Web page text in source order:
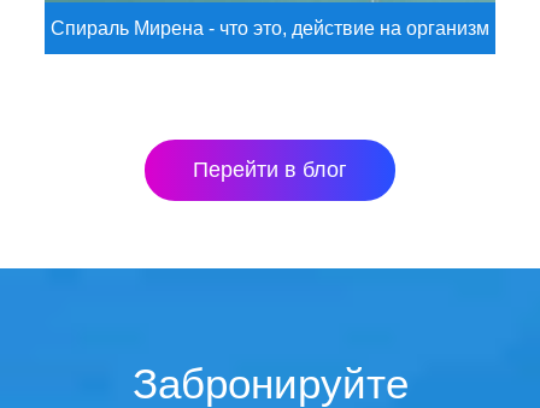
Спираль Мирена - что это, действие на организм
Перейти в блог
Забронируйте